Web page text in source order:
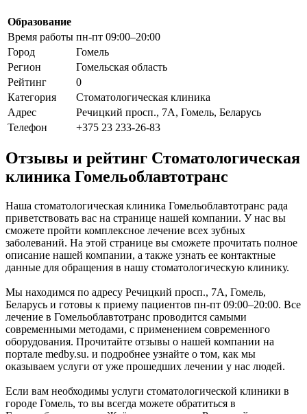
Образование
Время работы пн-пт 09:00–20:00
Город
Гомель
Регион
Гомельская область
Рейтинг
0
Категория
Стоматологическая клиника
Адрес
Речицкий просп., 7А, Гомель, Беларусь
Телефон
+375 23 233-26-83
Отзывы и рейтинг Стоматологическая
клиника Гомельоблавтотранс
Наша стоматологическая клиника Гомельоблавтотранс рада
приветствовать вас на странице нашей компании. У нас вы
сможете пройти комплексное лечение всех зубных
заболеваний. На этой странице вы сможете прочитать полное
описание нашей компании, а также узнать ее контактные
данные для обращения в нашу стоматологическую клинику.
Мы находимся по адресу Речицкий просп., 7А, Гомель,
Беларусь и готовы к приему пациентов пн-пт 09:00–20:00. Все
лечение в Гомельоблавтотранс проводится самыми
современными методами, с применением современного
оборудования. Прочитайте отзывы о нашей компании на
портале medby.su. и подробнее узнайте о том, как мы
оказываем услуги от уже прошедших лечении у нас людей.
Если вам необходимы услуги стоматологической клиники в
городе Гомель, то вы всегда можете обратиться в